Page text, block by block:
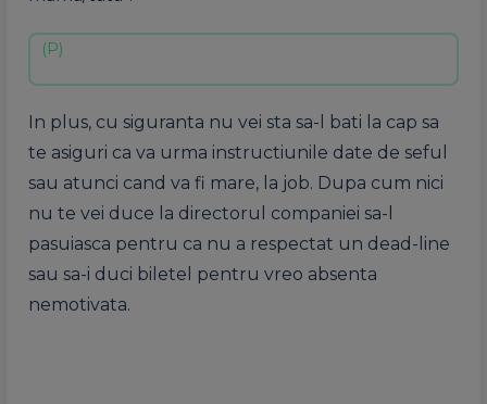
In plus, cu siguranta nu vei sta sa-l bati la cap sa
te asiguri ca va urma instructiunile date de seful
sau atunci cand va fi mare, la job. Dupa cum nici
nu te vei duce la directorul companiei sa-l
pasuiasca pentru ca nu a respectat un dead-line
sau sa-i duci biletel pentru vreo absenta
nemotivata.